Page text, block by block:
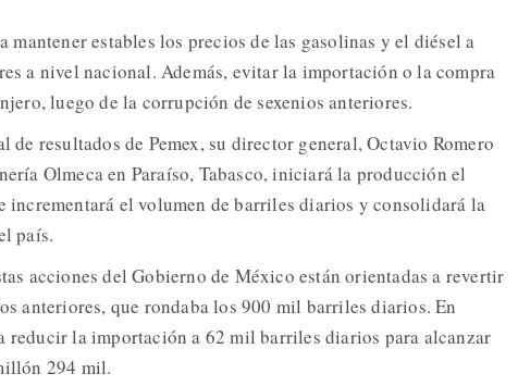
mantener estables los precios de las gasolinas y el diésel a
a nivel nacional. Además, evitar la importación o la compra
luego de la corrupción de sexenios anteriores.
resultados de Pemex, su director general, Octavio Romero
Olmeca en Paraíso, Tabasco, iniciará la producción el
incrementará el volumen de barriles diarios y consolidará la
país.
acciones del Gobierno de México están orientadas a revertir
anteriores, que rondaba los 900 mil barriles diarios. En
reducir la importación a 62 mil barriles diarios para alcanzar
294 mil.